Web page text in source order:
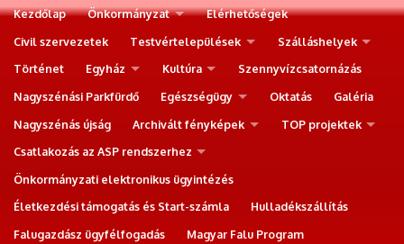
Kezdőlap Önkormányzat
Elérhetőségek
Civil szervezetek
Testvértelepülések
Szálláshelyek
Történet
Egyház Kultúra
Szennyvízcsatornázás
Nagyszénási Parkfürdő
Egészségügy Oktatás
Galéria
Nagyszénás újság
Archivált fényképek
TOP projektek
Csatlakozás az ASP rendszerhez
Önkormányzati elektronikus ügyintézés
Életkezdési támogatás és Start-számla
Hulladékszállítás
Falugazdász ügyfélfogadás
Magyar Falu Program